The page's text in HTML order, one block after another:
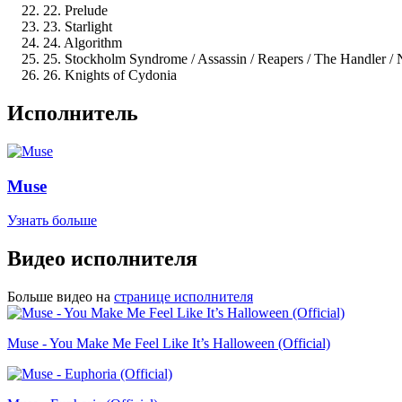
22. Prelude
23. Starlight
24. Algorithm
25. Stockholm Syndrome / Assassin / Reapers / The Handler /
26. Knights of Cydonia
Исполнитель
Muse
Узнать больше
Видео исполнителя
Больше видео на странице исполнителя
Muse - You Make Me Feel Like It’s Halloween (Official)